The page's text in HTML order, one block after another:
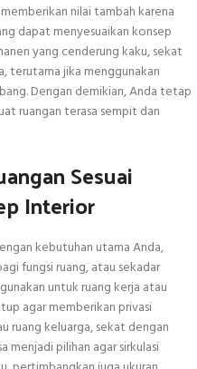
nilai tambah karena
dapat menyesuaikan konsep
yang cenderung kaku, sekat
terutama jika menggunakan
Dengan demikian, Anda tetap
ruangan terasa sempit dan
Sesuai
Interior
kebutuhan utama Anda,
fungsi ruang, atau sekadar
untuk ruang kerja atau
agar memberikan privasi
ruang keluarga, sekat dengan
menjadi pilihan agar sirkulasi